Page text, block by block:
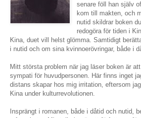
senare föll han själv
kom till makten, och
nutid skildrar boken
redogöra för tiden i
Kina, duet vill helst glömma. Samtidigt
i nutid och om sina kvinnoerövringar, både i
Mitt största problem när jag läser boken är
sympati för huvudpersonen. Här finns inget
distans skapar hos mig irritation, eftersom
Kina under kulturrevolutionen.
Insprängt i romanen, både i dåtid och nutid,